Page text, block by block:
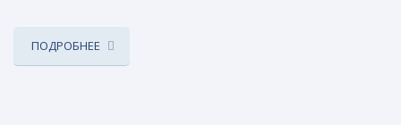
ПОДРОБНЕЕ